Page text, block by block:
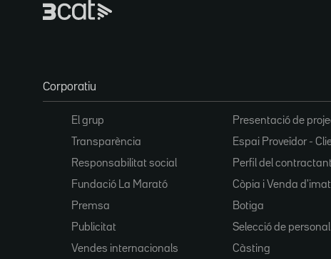
Corporatiu
El grup
Transparència
Responsabilitat social
Fundació La Marató
Premsa
Publicitat
Vendes internacionals
Presentació de
Espai Proveïdor -
Perfil del
Còpia i Venda
Botiga
Selecció de personal
Càsting